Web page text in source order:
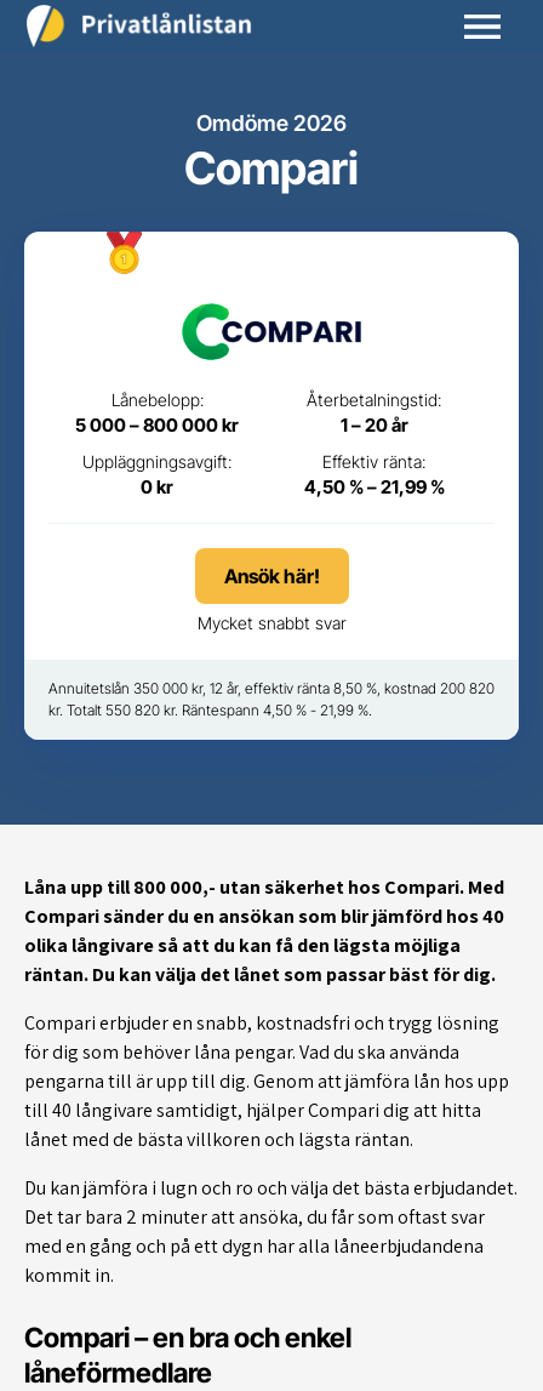
Omdöme 2026
Compari
Lånebelopp:
5 000 – 800 000 kr
Återbetalningstid:
1 – 20 år
Uppläggningsavgift:
0 kr
Effektiv ränta:
4,50 % – 21,99 %
Ansök här!
Mycket snabbt svar
Annuitetslån 350 000 kr, 12 år, effektiv ränta 8,50 %, kostnad 200 820
kr. Totalt 550 820 kr. Räntespann 4,50 % - 21,99 %.
Låna upp till 800 000,- utan säkerhet hos Compari.Med
Compari sänder du en ansökan som blir jämförd hos 40
olika långivare så att du kan få den lägsta möjliga
räntan. Du kan välja det lånet som passar bäst för dig.
Compari erbjuder en snabb, kostnadsfri och trygg lösning
för dig som behöver låna pengar. Vad du ska använda
pengarna till är upp till dig. Genom att jämföra lån hos upp
till 40 långivare samtidigt, hjälper Compari dig att hitta
lånet med de bästa villkoren och lägsta räntan.
Du kan jämföra i lugn och ro och välja det bästa erbjudandet.
Det tar bara 2 minuter att ansöka, du får som oftast svar
med en gång och på ett dygn har alla låneerbjudandena
kommit in.
Compari – en bra och enkel
låneförmedlare